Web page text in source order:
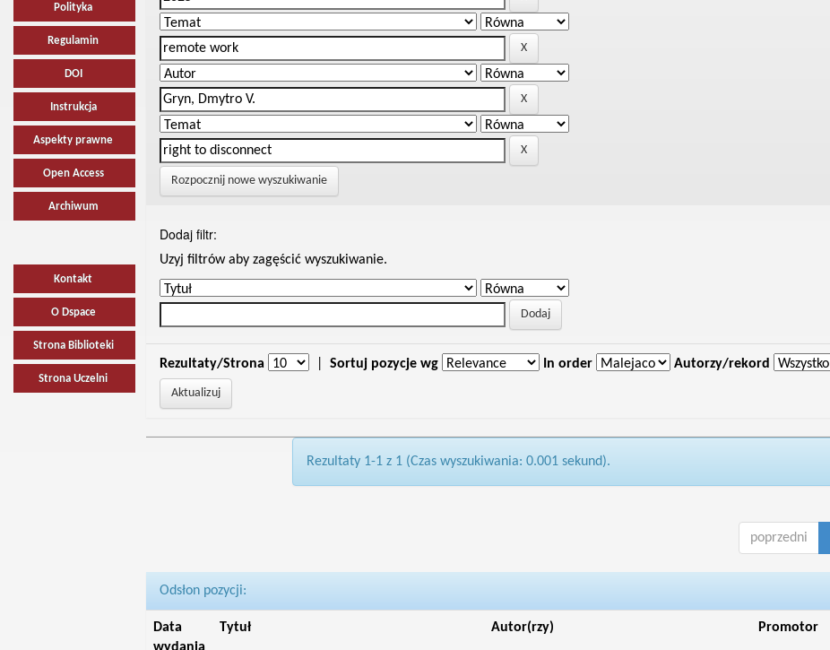
Polityka
Regulamin
DOI
Instrukcja
Aspekty prawne
Open Access
Archiwum
Kontakt
O Dspace
Strona Biblioteki
Strona Uczelni
Rozpocznij nowe wyszukiwanie
Dodaj filtr:
Uzyj filtrów aby zagęścić wyszukiwanie.
Rezultaty/Strona Sortuj pozycje wg In order Autorzy/rekord
Rezultaty 1-1 z 1 (Czas wyszukiwania: 0.001 sekund).
poprzedni
Odsłon pozycji:
Data
Tytuł Autor(rzy) Promotor